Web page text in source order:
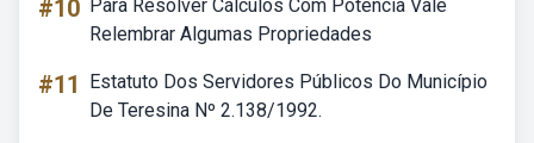
#10 Para Resolver Cálculos Com Potência Vale
Relembrar Algumas Propriedades
#11
Estatuto Dos Servidores Públicos Do Município
De Teresina Nº 2.138/1992.